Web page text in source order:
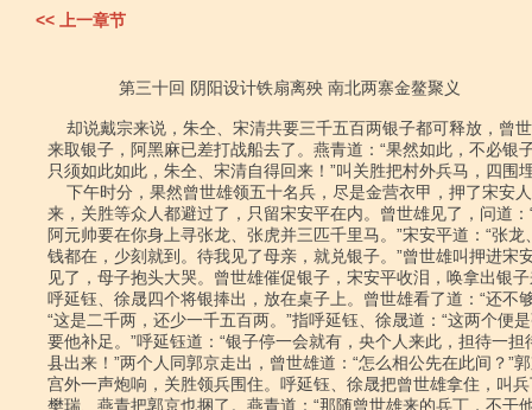
<< 上一章节
来取银子，阿黑麻已差打战船去了。燕青道：“果然如此，不必银
只须如此如此，朱仝、宋清自得回来！”叫关胜把村外兵马，四围
来，关胜等众人都避过了，只留宋安平在内。曾世雄见了，问道
阿元帅要在你身上寻张龙、张虎并三匹千里马。”宋安平道：“张龙
钱都在，少刻就到。待我见了母亲，就兑银子。”曾世雄叫押进宋
见了，母子抱头大哭。曾世雄催促银子，宋安平收泪，唤拿出银
呼延钰、徐晟四个将银捧出，放在桌子上。曾世雄看了道：“还不
“这是二千两，还少一千五百两。”指呼延钰、徐晟道：“这两个便
要他补足。”呼延钰道：“银子停一会就有，央个人来此，担待一担
县出来！”两个人同郭京走出，曾世雄道：“怎么相公先在此间？”
宫外一声炮响，关胜领兵围住。呼延钰、徐晟把曾世雄拿住，叫
樊瑞、燕青把郭京也捆了。燕青道：“那随曾世雄来的兵丁，不干